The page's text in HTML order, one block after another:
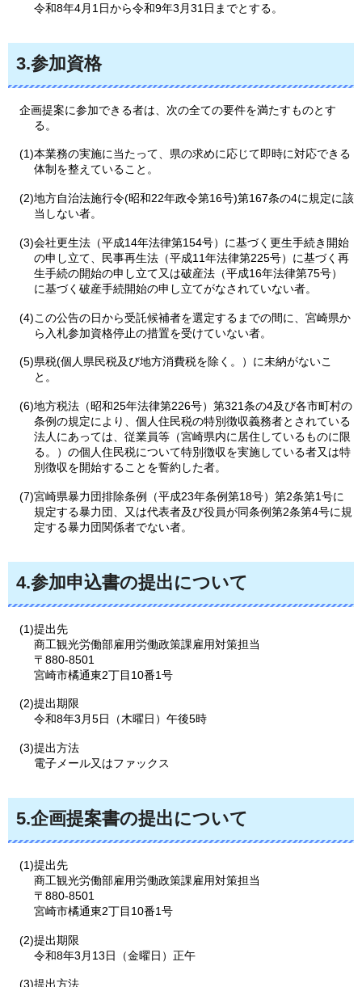
令和8年4月1日から令和9年3月31日までとする。
3.参加資格
企画提案に参加できる者は、次の全ての要件を満たすものとす
る。
(1)本業務の実施に当たって、県の求めに応じて即時に対応できる
体制を整えていること。
(2)地方自治法施行令(昭和22年政令第16号)第167条の4に規定に該
当しない者。
(3)会社更生法（平成14年法律第154号）に基づく更生手続き開始
の申し立て、民事再生法（平成11年法律第225号）に基づく再
生手続の開始の申し立て又は破産法（平成16年法律第75号）
に基づく破産手続開始の申し立てがなされていない者。
(4)この公告の日から受託候補者を選定するまでの間に、宮崎県か
ら入札参加資格停止の措置を受けていない者。
(5)県税(個人県民税及び地方消費税を除く。）に未納がないこ
と。
(6)地方税法（昭和25年法律第226号）第321条の4及び各市町村の
条例の規定により、個人住民税の特別徴収義務者とされている
法人にあっては、従業員等（宮崎県内に居住しているものに限
る。）の個人住民税について特別徴収を実施している者又は特
別徴収を開始することを誓約した者。
(7)宮崎県暴力団排除条例（平成23年条例第18号）第2条第1号に
規定する暴力団、又は代表者及び役員が同条例第2条第4号に規
定する暴力団関係者でない者。
4.参加申込書の提出について
(1)提出先
商工観光労働部雇用労働政策課雇用対策担当
〒880-8501
宮崎市橘通東2丁目10番1号
(2)提出期限
令和8年3月5日（木曜日）午後5時
(3)提出方法
電子メール又はファックス
5.企画提案書の提出について
(1)提出先
商工観光労働部雇用労働政策課雇用対策担当
〒880-8501
宮崎市橘通東2丁目10番1号
(2)提出期限
令和8年3月13日（金曜日）正午
(3)提出方法